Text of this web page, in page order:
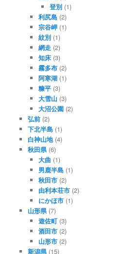
登別(1)
利尻島 (2)
宗谷岬 (1)
紋別 (1)
網走 (2)
知床 (3)
霧多布 (2)
阿寒湖 (1)
糠平 (3)
大雪山 (3)
大沼公園 (2)
弘前(2)
下北半島(1)
白神山地(4)
秋田県(6)
大曲 (1)
男鹿半島 (1)
秋田市 (2)
由利本荘市 (2)
にかほ市 (1)
山形県(7)
遊佐町 (3)
酒田市 (2)
山形市 (2)
新潟県(15)